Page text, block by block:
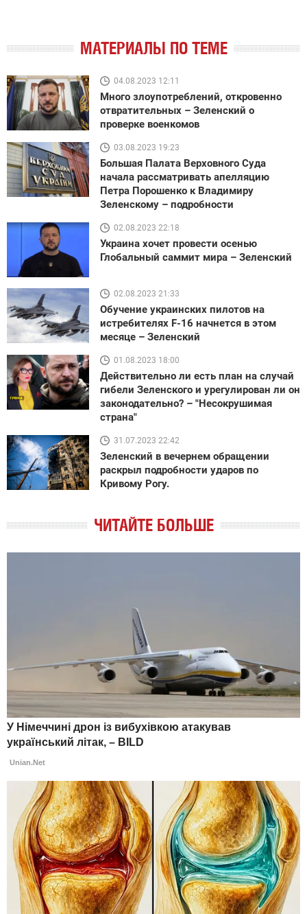
МАТЕРИАЛЫ ПО ТЕМЕ
04.08.2023 12:11
Много злоупотреблений, откровенно
отвратительных – Зеленский о
проверке военкомов
03.08.2023 19:23
Большая Палата Верховного Суда
начала рассматривать апелляцию
Петра Порошенко к Владимиру
Зеленскому – подробности
02.08.2023 22:18
Украина хочет провести осенью
Глобальный саммит мира – Зеленский
02.08.2023 21:33
Обучение украинских пилотов на
истребителях F-16 начнется в этом
месяце – Зеленский
01.08.2023 18:00
Действительно ли есть план на случай
гибели Зеленского и урегулирован ли он
законодательно? – "Несокрушимая
страна"
31.07.2023 22:42
Зеленский в вечернем обращении
раскрыл подробности ударов по
Кривому Рогу.
ЧИТАЙТЕ БОЛЬШЕ